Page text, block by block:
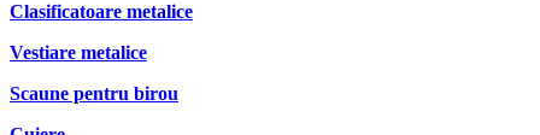
Clasificatoare metalice
Vestiare metalice
Scaune pentru birou